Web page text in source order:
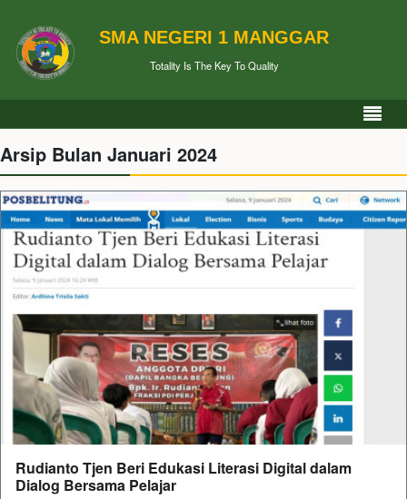
SMA NEGERI 1 MANGGAR
Totality Is The Key To Quality
Arsip Bulan Januari 2024
Rudianto Tjen Beri Edukasi Literasi Digital dalam
Dialog Bersama Pelajar